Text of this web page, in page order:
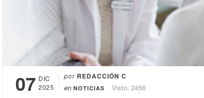
07 DIC
2025
por REDACCIÓN C
en NOTICIAS Visto: 2456